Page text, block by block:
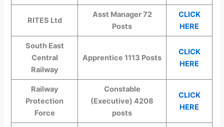
RITES Ltd
Asst Manager 72
Posts
CLICK
HERE
South East
Central
Railway
Apprentice 1113 Posts
CLICK
HERE
Railway
Protection
Force
Constable
(Executive) 4208
posts
CLICK
HERE